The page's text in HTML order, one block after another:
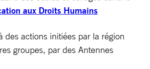
aux Droits Humains
des actions initiées par la région
groupes, par des Antennes